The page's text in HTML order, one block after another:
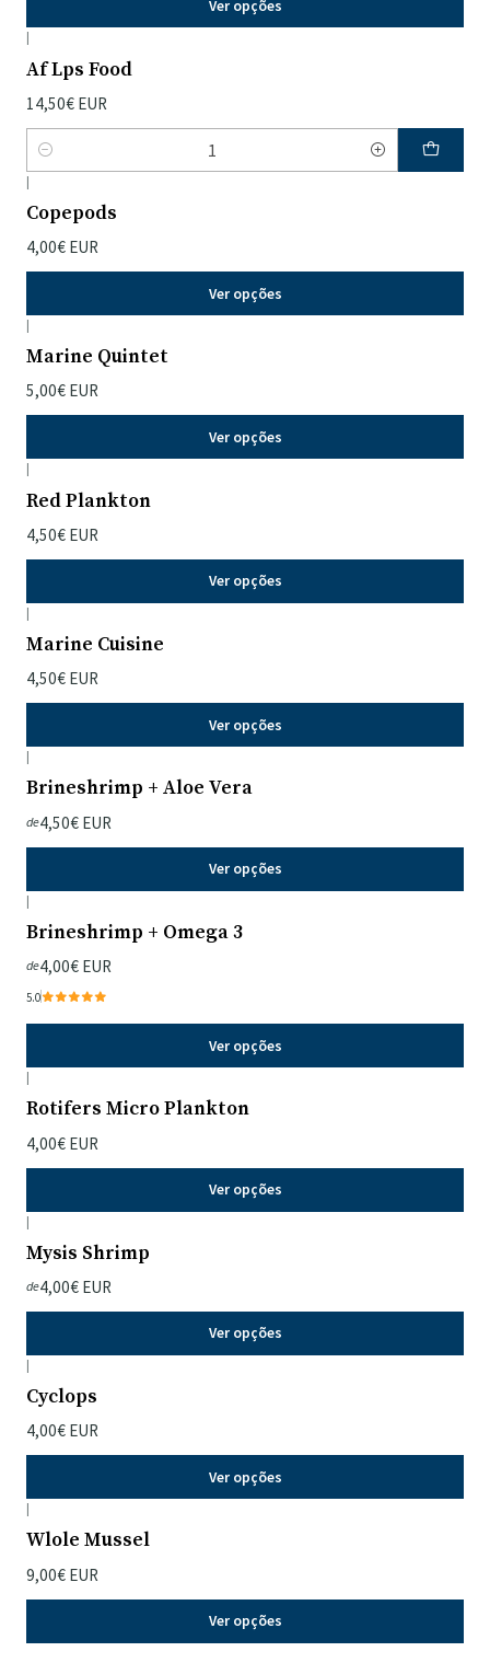
Ver opções
|
Af Lps Food
14,50€ EUR
Quantidade
|
Copepods
4,00€ EUR
Ver opções
|
Marine Quintet
5,00€ EUR
Ver opções
|
Red Plankton
4,50€ EUR
Ver opções
|
Marine Cuisine
4,50€ EUR
Ver opções
|
Brineshrimp + Aloe Vera
de4,50€ EUR
Ver opções
|
Brineshrimp + Omega 3
de4,00€ EUR
5.0
Ver opções
|
Rotifers Micro Plankton
4,00€ EUR
Ver opções
|
Mysis Shrimp
de4,00€ EUR
Ver opções
|
Cyclops
4,00€ EUR
Ver opções
|
Wlole Mussel
9,00€ EUR
Ver opções